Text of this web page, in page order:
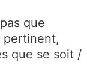
que
pertinent,
que se soit /